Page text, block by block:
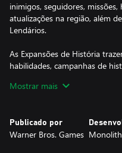
inimigos, seguidores,
atualizações na região, além
Lendários.
As Expansões de História
habilidades, campanhas de
Mostrar mais
Publicado por
Warner Bros. Games